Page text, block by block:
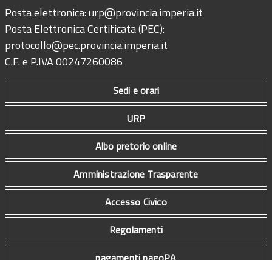
Posta elettronica:urp@provincia.imperia.it
Posta Elettronica Certificata (PEC):
protocollo@pec.provincia.imperia.it
C.F. e P.IVA 00247260086
Sedi e orari
URP
Albo pretorio online
Amministrazione Trasparente
Accesso Civico
Regolamenti